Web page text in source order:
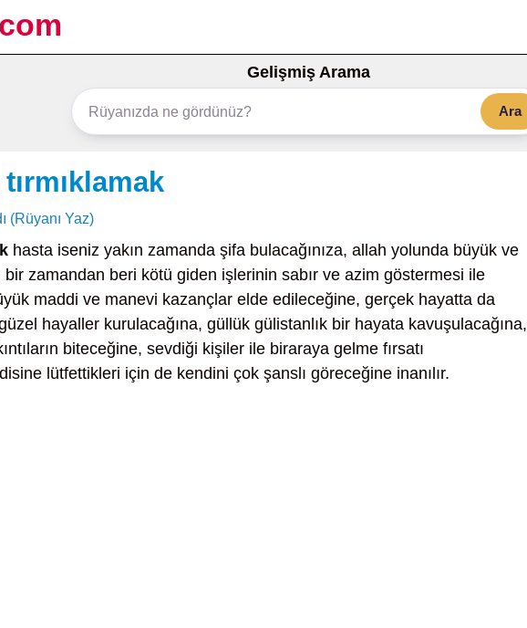
Gelişmiş Arama
Ara
(Rüyanı Yaz)
hasta iseniz yakın zamanda şifa bulacağınıza, allah yolunda büyük ve
zamandan beri kötü giden işlerinin sabır ve azim göstermesi ile
maddi ve manevi kazançlar elde edileceğine, gerçek hayatta da
hayaller kurulacağına, güllük gülistanlık bir hayata kavuşulacağına,
biteceğine, sevdiği kişiler ile biraraya gelme fırsatı
lütfettikleri için de kendini çok şanslı göreceğine inanılır.